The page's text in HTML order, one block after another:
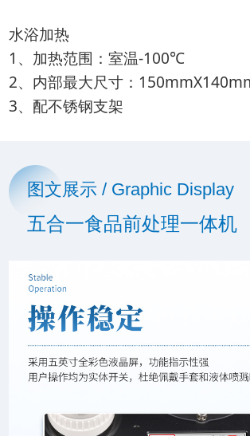
水浴加热
1、加热范围：室温-100℃
2、内部最大尺寸：
3、配不锈钢支架
图文展示 / Graphic Display
五合一食品前处理一体机